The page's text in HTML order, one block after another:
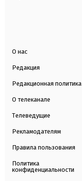
О нас
Редакция
Редакционная политика
О телеканале
Телеведущие
Рекламодателям
Правила пользования
Политика
конфиденциальности